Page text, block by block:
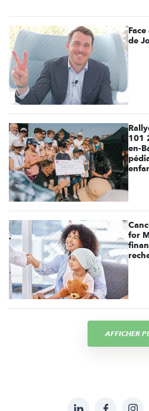
de
101
en-
for
AFFICHER
LinkedInFacebook